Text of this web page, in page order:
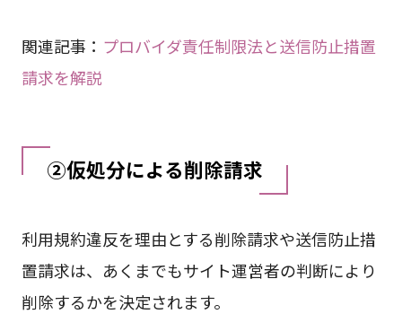
関連記事： プロバイダ責任制限法と送信防止措置
請求を解説
②仮処分による削除請求
利用規約違反を理由とする削除請求や送信防止措
置請求は、あくまでもサイト運営者の判断により
削除するかを決定されます。